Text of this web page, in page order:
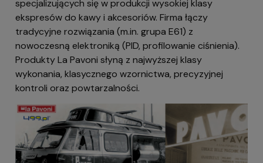
specjalizujących się w produkcji wysokiej klasy
ekspresów do kawy i akcesoriów. Firma łączy
tradycyjne rozwiązania (m.in. grupa E61) z
nowoczesną elektroniką (PID, profilowanie ciśnienia).
Produkty La Pavoni słyną z najwyższej klasy
wykonania, klasycznego wzornictwa, precyzyjnej
kontroli oraz powtarzalności.